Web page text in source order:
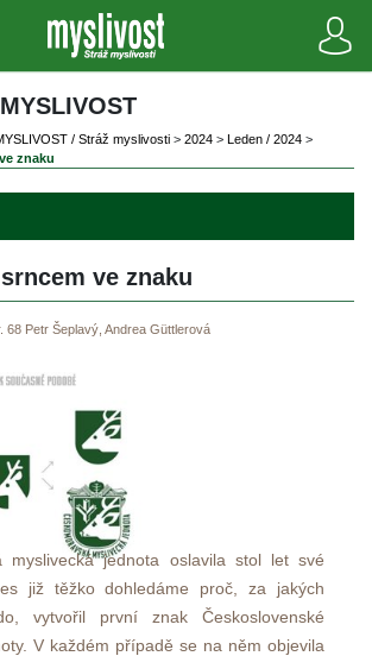
/ Stráž myslivosti > 2024 > Leden / 2024 >
znaku
ve znaku
68 Petr Šeplavý, Andrea Güttlerová
myslivecká jednota oslavila stol let své
již těžko dohledáme proč, za jakých
vytvořil první znak Československé
V každém případě se na něm objevila